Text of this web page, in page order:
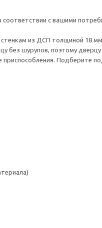
соответствии с вашими
из ДСП толщиной 18
без шурупов, поэтому
Подберите